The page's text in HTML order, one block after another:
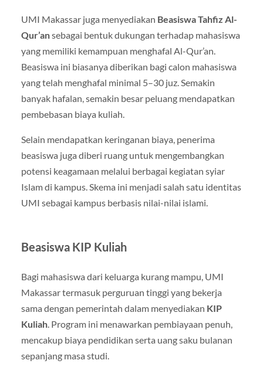
UMI Makassar juga menyediakan Beasiswa Tahfiz Al-
Qur’ansebagai bentuk dukungan terhadap mahasiswa
yang memiliki kemampuan menghafal Al-Qur’an.
Beasiswa ini biasanya diberikan bagi calon mahasiswa
yang telah menghafal minimal 5–30 juz. Semakin
banyak hafalan, semakin besar peluang mendapatkan
pembebasan biaya kuliah.
Selain mendapatkan keringanan biaya, penerima
beasiswa juga diberi ruang untuk mengembangkan
potensi keagamaan melalui berbagai kegiatan syiar
Islam di kampus. Skema ini menjadi salah satu identitas
UMI sebagai kampus berbasis nilai-nilai islami.
Beasiswa KIP Kuliah
Bagi mahasiswa dari keluarga kurang mampu, UMI
Makassar termasuk perguruan tinggi yang bekerja
sama dengan pemerintah dalam menyediakan KIP
Kuliah. Program ini menawarkan pembiayaan penuh,
mencakup biaya pendidikan serta uang saku bulanan
sepanjang masa studi.